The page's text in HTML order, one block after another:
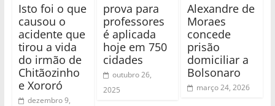
Isto foi o que
causou o
acidente que
tirou a vida
do irmão de
Chitãozinho
e Xororó
dezembro 9,
prova para
professores
é aplicada
hoje em 750
cidades
outubro 26,
2025
Alexandre de
Moraes
concede
prisão
domiciliar a
Bolsonaro
março 24, 2026